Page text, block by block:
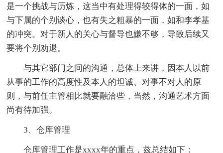
是一个挑战与历炼，这当中有处理得较得体的一面，如
与下属的个别谈心，也有失之粗暴的一面，如和李孝基
的冲突。对于新人的关心与督导也嫌不够，导致后续又
要将个别劝退。
与其它部门之间的沟通，总体上来讲，因本人以前
从事的工作的高度性及本人的坦诚、对事不对人的原
则，与前任主管相比就要融洽些，当然，沟通艺术方面
尚有待加强。
3、仓库管理
仓库管理工作是xxxx年的重点，兹总结如下：